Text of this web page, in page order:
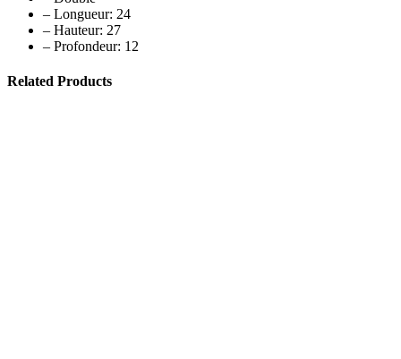
– Longueur: 24
– Hauteur: 27
– Profondeur: 12
Related Products